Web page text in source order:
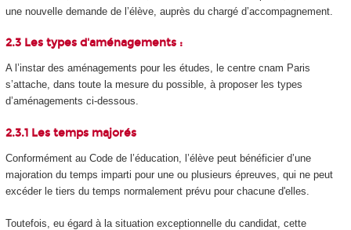
une nouvelle demande de l’élève, auprès du chargé d’accompagnement.
2.3 Les types d'aménagements :
A l’instar des aménagements pour les études, le centre cnam Paris
s’attache, dans toute la mesure du possible, à proposer les types
d’aménagements ci-dessous.
2.3.1 Les temps majorés
Conformément au Code de l’éducation, l’élève peut bénéficier d’une
majoration du temps imparti pour une ou plusieurs épreuves, qui ne peut
excéder le tiers du temps normalement prévu pour chacune d'elles.
Toutefois, eu égard à la situation exceptionnelle du candidat, cette